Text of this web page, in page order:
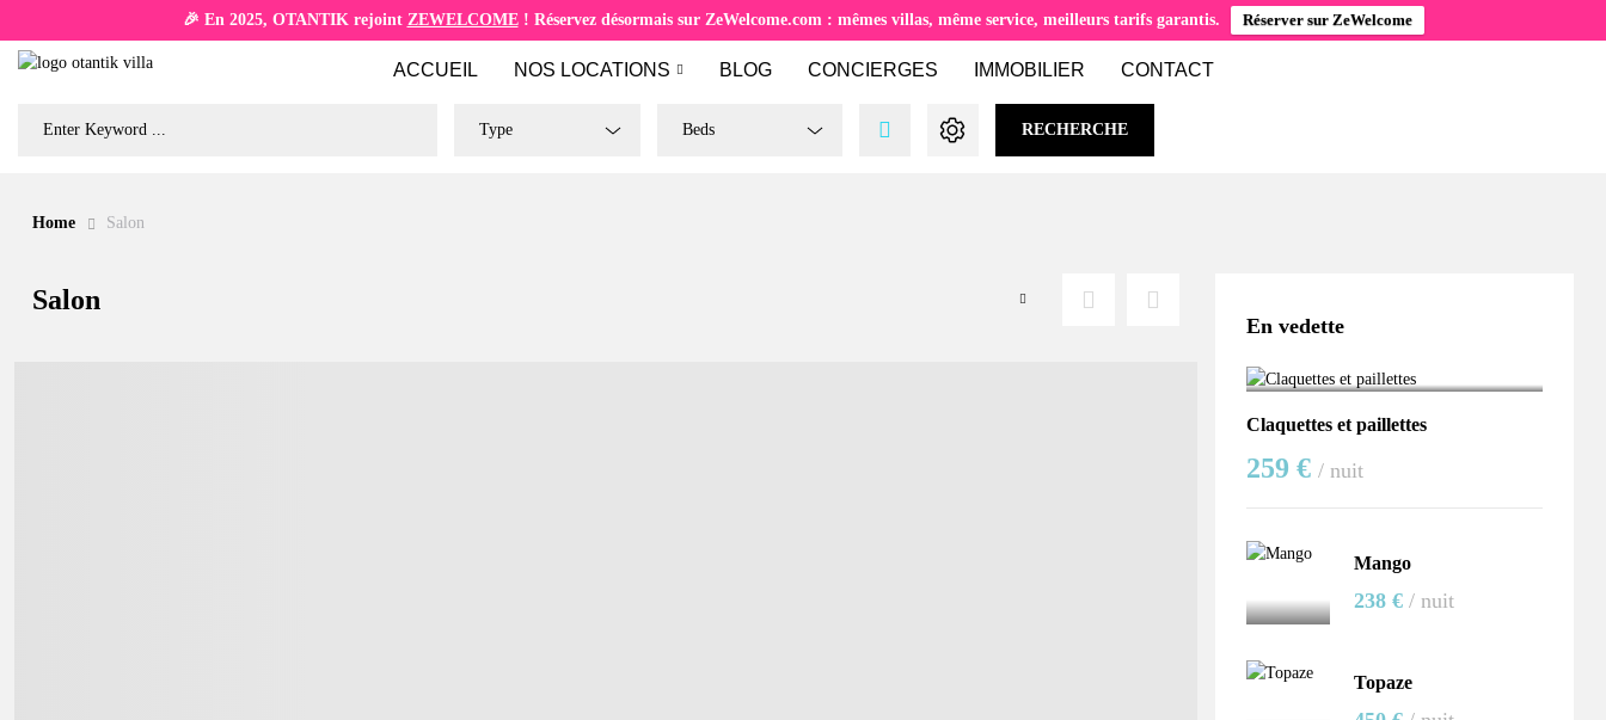
🎉 En 2025, OTANTIK rejoint ZEWELCOME! Réservez désormais sur ZeWelcome.com : mêmes villas, même service, meilleurs tarifs garantis. Réserver sur ZeWelcome
ACCUEIL NOS LOCATIONS BLOG CONCIERGES IMMOBILIER CONTACT
Type Beds RECHERCHE
Home Salon
Salon
En vedette
Claquettes et paillettes
259 € / nuit
Mango
238 € / nuit
Topaze